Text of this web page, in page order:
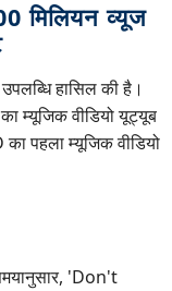
मिलियन व्यूज
हासिल की है।
म्यूजिक वीडियो यूट्यूब
पहला म्यूजिक वीडियो
'Don't